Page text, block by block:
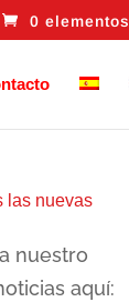
0 elementos
las nuevas
nuestro
aquí: